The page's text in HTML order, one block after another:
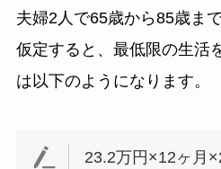
夫婦2人で65歳から85歳ま
仮定すると、最低限の生活
は以下のようになります。
23.2万円×12ヶ月